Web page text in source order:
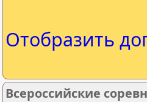
Отобразить
Всероссийские